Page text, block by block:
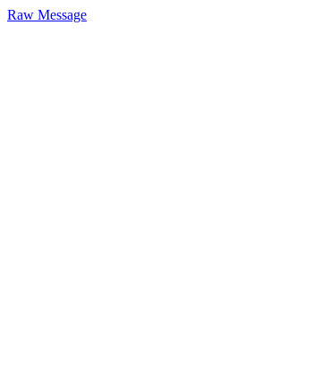
Raw Message